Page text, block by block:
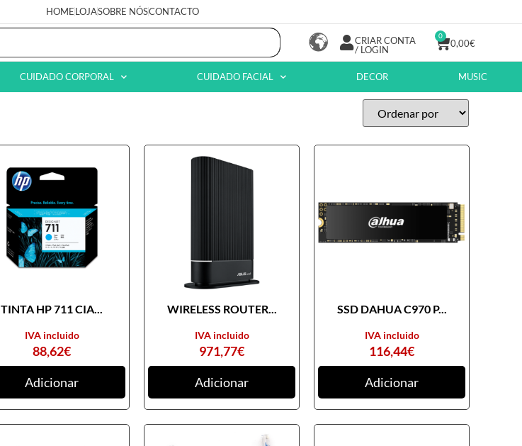
HOMELOJASOBRE NÓSCONTACTO
CRIAR CONTA
/ LOGIN
0,00€
0
CUIDADO CORPORAL CUIDADO FACIAL DECOR MUSIC
TINTA HP 711 CIA...
88,62€
IVA incluido
Adicionar
WIRELESS ROUTER...
971,77€
IVA incluido
Adicionar
SSD DAHUA C970 P...
116,44€
IVA incluido
Adicionar